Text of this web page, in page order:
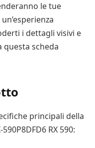
le tue
i dettagli visivi e
questa scheda
principali della
RX 590: